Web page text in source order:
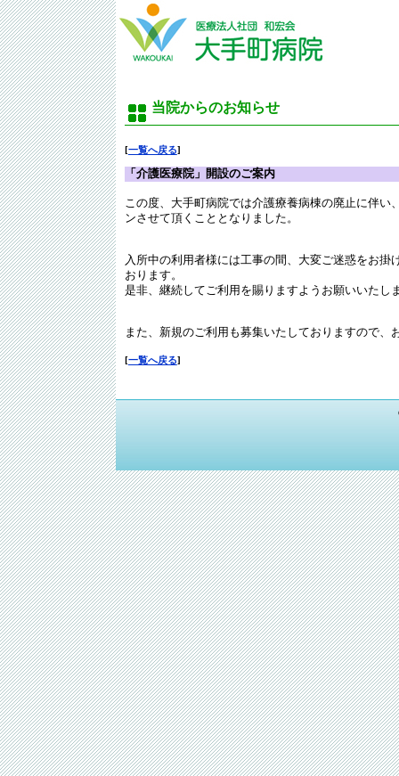
当院からのお知らせ
[一覧へ戻る]
「介護医療院」開設のご案内
この度、大手町病院では介護療養病棟の廃止に伴
ンさせて頂くこととなりました。
入所中の利用者様には工事の間、大変ご迷惑をお
おります。
是非、継続してご利用を賜りますようお願いいたし
また、新規のご利用も募集いたしておりますので、
[一覧へ戻る]